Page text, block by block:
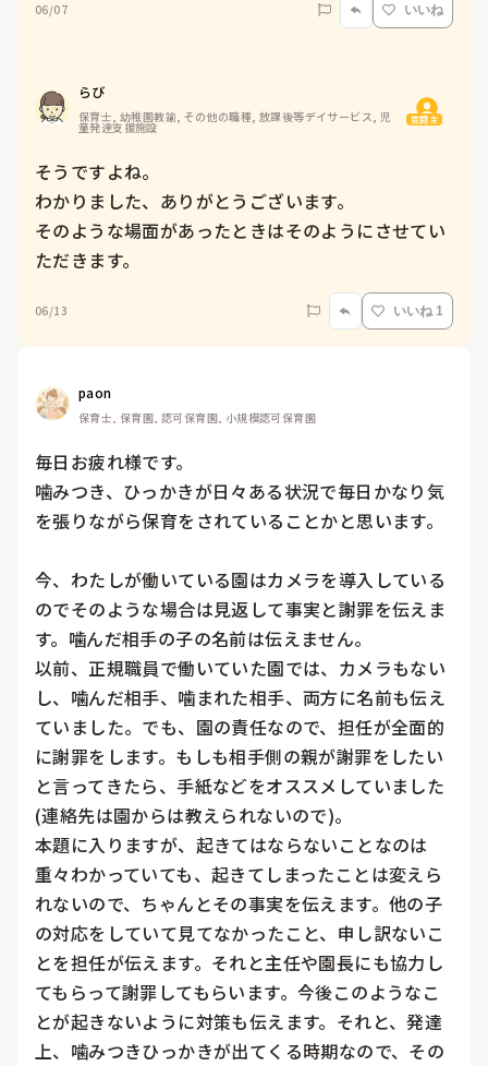
06/07 いいね
らび
保育士, 幼稚園教諭, その他の職種, 放課後等デイサービス, 児
童発達支援施設 質問主
そうですよね。
わかりました、ありがとうございます。
そのような場面があったときはそのようにさせてい
ただきます。
06/13 いいね 1
paon
保育士, 保育園, 認可保育園, 小規模認可保育園
毎日お疲れ様です。
噛みつき、ひっかきが日々ある状況で毎日かなり気
を張りながら保育をされていることかと思います。
今、わたしが働いている園はカメラを導入している
のでそのような場合は見返して事実と謝罪を伝えま
す。噛んだ相手の子の名前は伝えません。
以前、正規職員で働いていた園では、カメラもない
し、噛んだ相手、噛まれた相手、両方に名前も伝え
ていました。でも、園の責任なので、担任が全面的
に謝罪をします。もしも相手側の親が謝罪をしたい
と言ってきたら、手紙などをオススメしていました
(連絡先は園からは教えられないので)。
本題に入りますが、起きてはならないことなのは
重々わかっていても、起きてしまったことは変えら
れないので、ちゃんとその事実を伝えます。他の子
の対応をしていて見てなかったこと、申し訳ないこ
とを担任が伝えます。それと主任や園長にも協力し
てもらって謝罪してもらいます。今後このようなこ
とが起きないように対策も伝えます。それと、発達
上、噛みつきひっかきが出てくる時期なので、その